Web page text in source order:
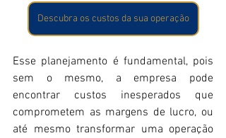
Descubra os custos da sua operação
Esse planejamento é fundamental, pois
sem o mesmo, a empresa pode
encontrar custos inesperados que
comprometem as margens de lucro, ou
até mesmo transformar uma operação